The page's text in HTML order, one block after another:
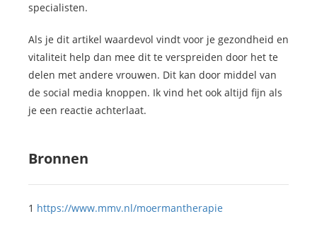
specialisten.
Als je dit artikel waardevol vindt voor je gezondheid en
vitaliteit help dan mee dit te verspreiden door het te
delen met andere vrouwen. Dit kan door middel van
de social media knoppen. Ik vind het ook altijd fijn als
je een reactie achterlaat.
Bronnen
1 https://www.mmv.nl/moermantherapie